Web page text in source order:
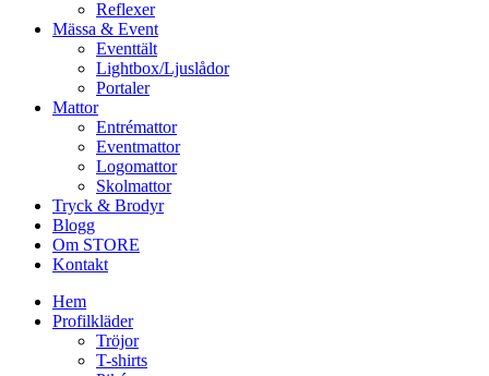
Reflexer
Mässa & Event
Eventtält
Lightbox/Ljuslådor
Portaler
Mattor
Entrémattor
Eventmattor
Logomattor
Skolmattor
Tryck & Brodyr
Blogg
Om STORE
Kontakt
Hem
Profilkläder
Tröjor
T-shirts